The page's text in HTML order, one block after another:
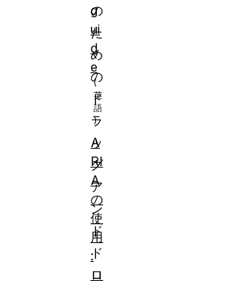
の
た
め
の
ド
ラ
ッ
グ
ア
ン
ド
ド
ロ
g
ui
d
e
A
RI
A
の
使
用
:
ロ